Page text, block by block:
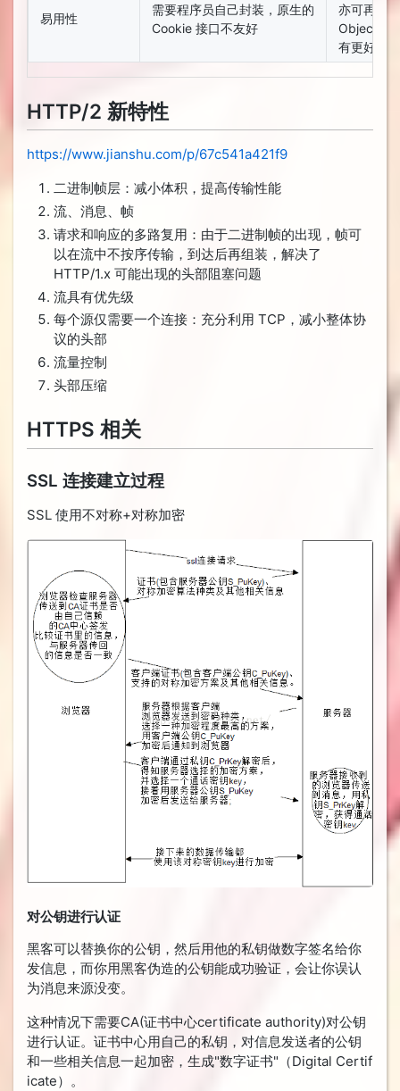
易用性
需要程序员自己封装，原生的
Cookie 接口不友好
亦可再次
Object 和
有更好的
HTTP/2 新特性
https://www.jianshu.com/p/67c541a421f9
二进制帧层：减小体积，提高传输性能
流、消息、帧
请求和响应的多路复用：由于二进制帧的出现，帧可
以在流中不按序传输，到达后再组装，解决了
HTTP/1.x 可能出现的头部阻塞问题
流具有优先级
每个源仅需要一个连接：充分利用 TCP，减小整体协
议的头部
流量控制
头部压缩
HTTPS 相关
SSL 连接建立过程
SSL 使用不对称+对称加密
对公钥进行认证
黑客可以替换你的公钥，然后用他的私钥做数字签名给你
发信息，而你用黑客伪造的公钥能成功验证，会让你误认
为消息来源没变。
这种情况下需要CA(证书中心certificate authority)对公钥
进行认证。证书中心用自己的私钥，对信息发送者的公钥
和一些相关信息一起加密，生成"数字证书"（Digital Certif
icate）。